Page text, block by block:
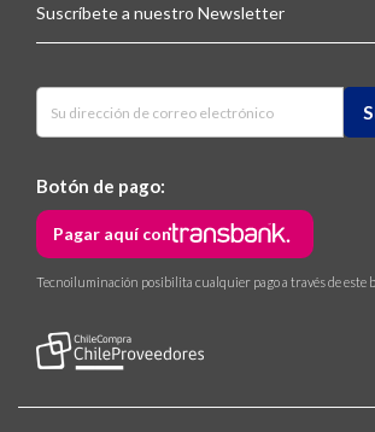
Suscríbete a nuestro Newsletter
Botón de pago:
Pagar aquí con
Tecnoiluminación posibilita cualquier pago a través de este